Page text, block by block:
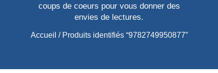
coups de coeurs pour vous donner des
envies de lectures.
Accueil / Produits identifiés “9782749950877”